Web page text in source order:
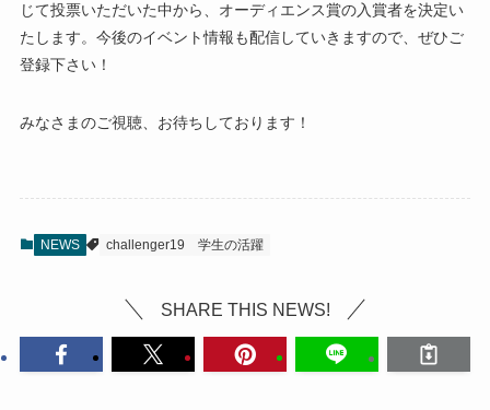
じて投票いただいた中から、オーディエンス賞の入賞者を決定い
たします。今後のイベント情報も配信していきますので、ぜひご
登録下さい！
みなさまのご視聴、お待ちしております！
NEWS challenger19 学生の活躍
SHARE THIS NEWS!